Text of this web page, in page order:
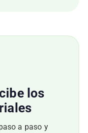
los
a paso y